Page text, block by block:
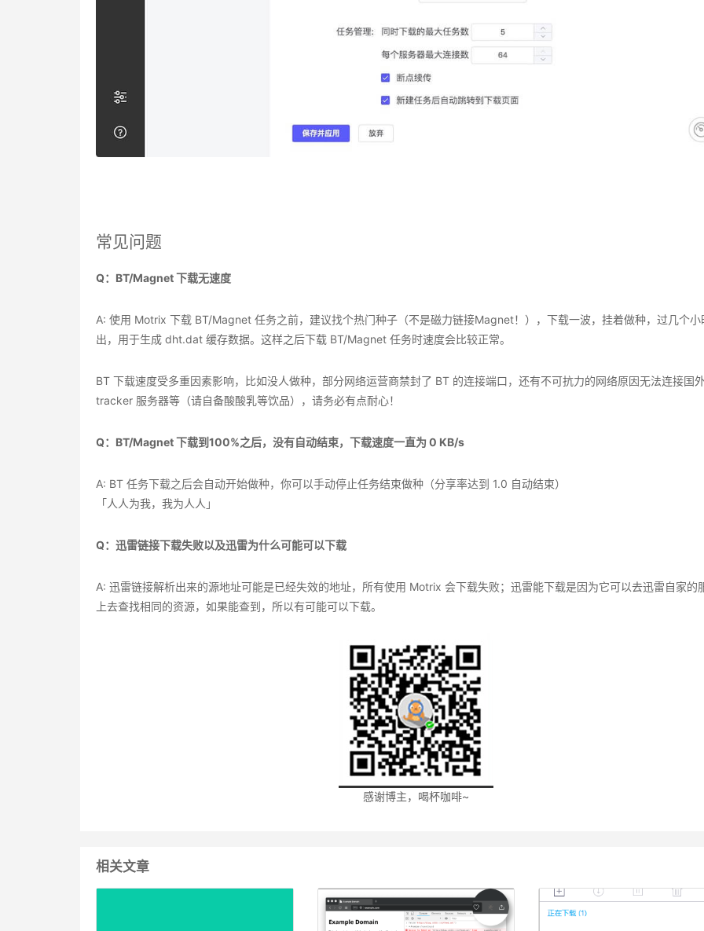
常见问题
Q：BT/Magnet 下载无速度
A: 使用 Motrix 下载 BT/Magnet 任务之前，建议找个热门种子（不是磁力链接Magnet！），下载一波，挂着做种，过几个小
出，用于生成 dht.dat 缓存数据。这样之后下载 BT/Magnet 任务时速度会比较正常。
BT 下载速度受多重因素影响，比如没人做种，部分网络运营商禁封了 BT 的连接端口，还有不可抗力的网络原因无法连接国
tracker 服务器等（请自备酸酸乳等饮品），请务必有点耐心！
Q：BT/Magnet 下载到100%之后，没有自动结束，下载速度一直为 0 KB/s
A: BT 任务下载之后会自动开始做种，你可以手动停止任务结束做种（分享率达到 1.0 自动结束）
「人人为我，我为人人」
Q：迅雷链接下载失败以及迅雷为什么可能可以下载
A: 迅雷链接解析出来的源地址可能是已经失效的地址，所有使用 Motrix 会下载失败；迅雷能下载是因为它可以去迅雷自家的
上去查找相同的资源，如果能查到，所以有可能可以下载。
感谢博主，喝杯咖啡~
相关文章